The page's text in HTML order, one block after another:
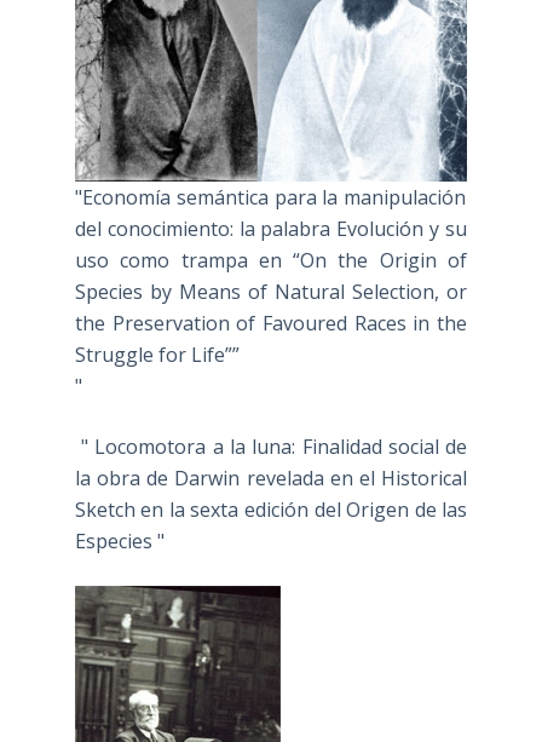
"Economía semántica para la manipulación
del conocimiento: la palabra Evolución y su
uso como trampa en “On the Origin of
Species by Means of Natural Selection, or
the Preservation of Favoured Races in the
Struggle for Life””
"
" Locomotora a la luna: Finalidad social de
la obra de Darwin revelada en el Historical
Sketch en la sexta edición del Origen de las
Especies "